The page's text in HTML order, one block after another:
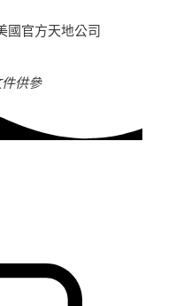
國官方天地公司
供參